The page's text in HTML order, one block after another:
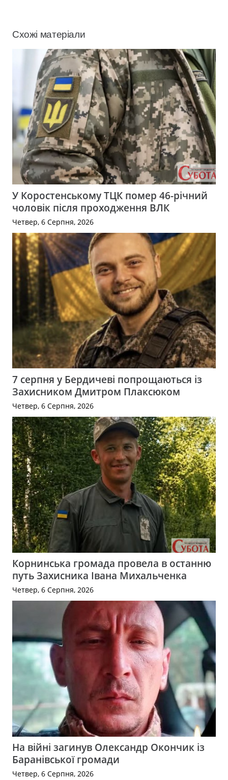
Схожі матеріали
У Коростенському ТЦК помер 46-річний
чоловік після проходження ВЛК
Четвер, 6 Серпня, 2026
7 серпня у Бердичеві попрощаються із
Захисником Дмитром Плаксюком
Четвер, 6 Серпня, 2026
Корнинська громада провела в останню
путь Захисника Івана Михальченка
Четвер, 6 Серпня, 2026
На війні загинув Олександр Окончик із
Баранівської громади
Четвер, 6 Серпня, 2026